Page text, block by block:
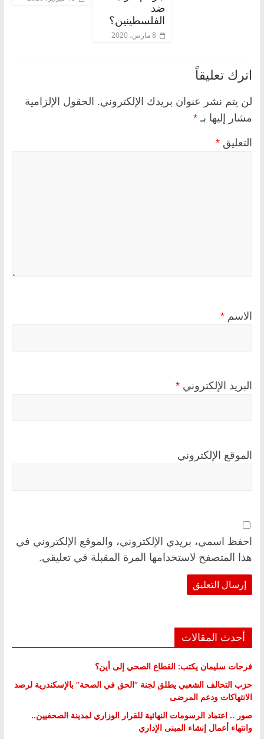
ضد
الفلسطينين؟
8 مارس، 2020
اترك تعليقاً
لن يتم نشر عنوان بريدك الإلكتروني. الحقول الإلزامية
مشار إليها بـ *
التعليق *
الاسم *
البريد الإلكتروني *
الموقع الإلكتروني
احفظ اسمي، بريدي الإلكتروني، والموقع الإلكتروني في
هذا المتصفح لاستخدامها المرة المقبلة في تعليقي.
أحدث المقالات
فرحات سليمان يكتب: القطاع الصحي إلى أين؟
حزب التحالف الشعبي يطلق لجنة “الحق في الصحة” بالإسكندرية لرصد
الانتهاكات ودعم المرضى
صور .. اعتماد الرسومات النهائية للقرار الوزاري لمدينة الصحفيين..
وانتهاء أعمال إنشاء المبنى الإداري